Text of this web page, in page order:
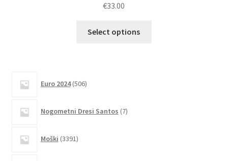
€33.00
Select options
Euro 2024 506izdelkov
Nogometni Dresi Santos 7izdelkov
Moški 3391izdelkov